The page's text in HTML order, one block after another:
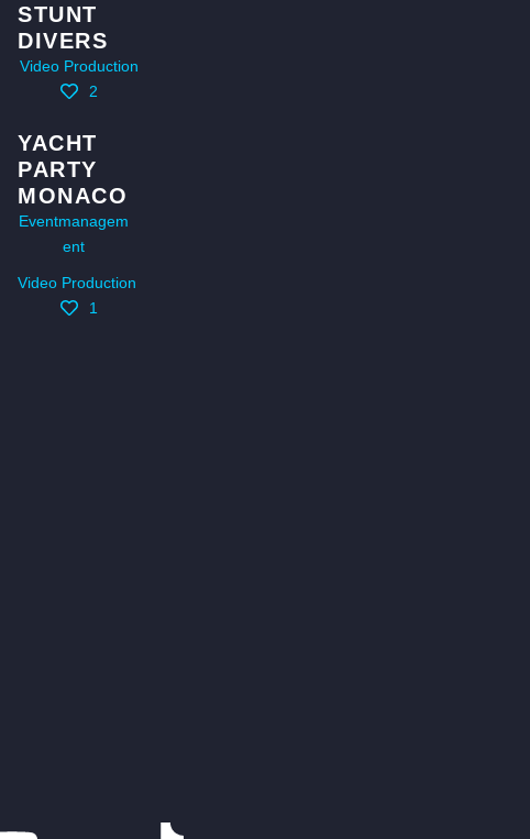
STUNT
DIVERS
Video Production
2
YACHT
PARTY
MONACO
Eventmanagem
ent
Video Production
1